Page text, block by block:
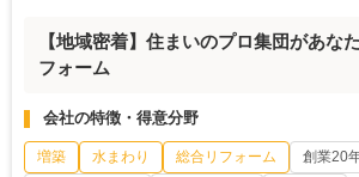
【地域密着】住まいのプロ集団があな
フォーム
会社の特徴・得意分野
増築 水まわり 総合リフォーム 創業20